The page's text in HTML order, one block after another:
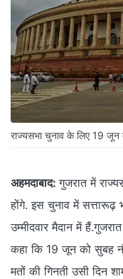
राज्यसभा चुनाव के लिए 19 जून
अहमदाबाद: गुजरात में
होंगे. इस चुनाव में सत्तारूढ़
उम्मीदवार मैदान में
कहा कि 19 जून को सुबह
मतों की गिनती उसी दिन